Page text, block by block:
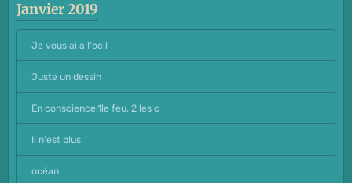
Janvier 2019
Je vous ai à l'oeil
Juste un dessin
En conscience,1le feu, 2 les c
Il n'est plus
océan